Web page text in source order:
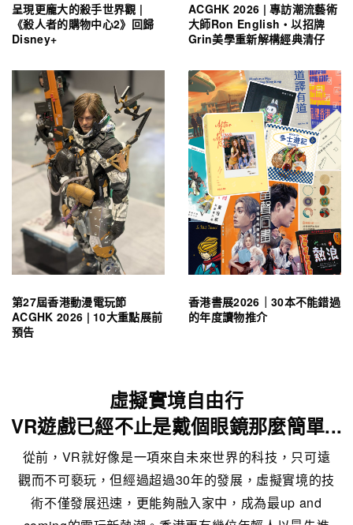
呈現更龐大的殺手世界觀 |
《殺人者的購物中心2》回歸
Disney+
ACGHK 2026 | 專訪潮流藝術
大師Ron English・以招牌
Grin美學重新解構經典清仔
第27屆香港動漫電玩節
ACGHK 2026 | 10大重點展前
預告
香港書展2026｜30本不能錯過
的年度讀物推介
虛擬實境自由行
VR遊戲已經不止是戴個眼鏡那麼簡單...
從前，VR就好像是一項來自未來世界的科技，只可遠
觀而不可褻玩，但經過超過30年的發展，虛擬實境的技
術不僅發展迅速，更能夠融入家中，成為最up and